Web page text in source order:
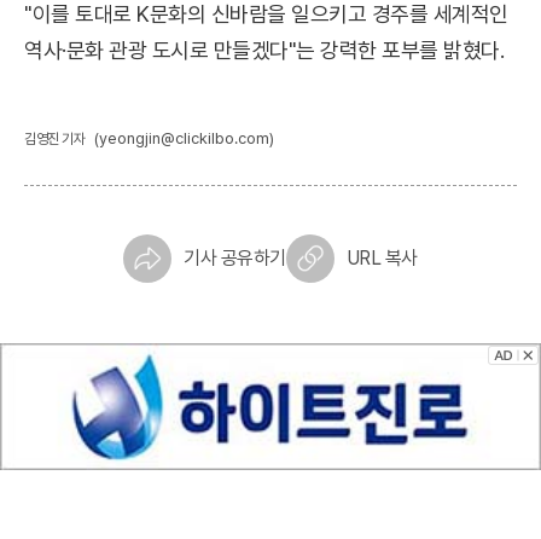
"이를 토대로 K문화의 신바람을 일으키고 경주를 세계적인
역사·문화 관광 도시로 만들겠다"는 강력한 포부를 밝혔다.
김영진 기자 (yeongjin@clickilbo.com)
기사 공유하기 URL 복사